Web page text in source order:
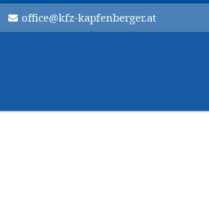
office@kfz-kapfenberger.at